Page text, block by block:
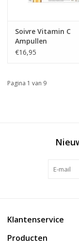
Soivre Vitamin C
Ampullen
€16,95
Pagina 1 van 9
Klantenservice
Producten